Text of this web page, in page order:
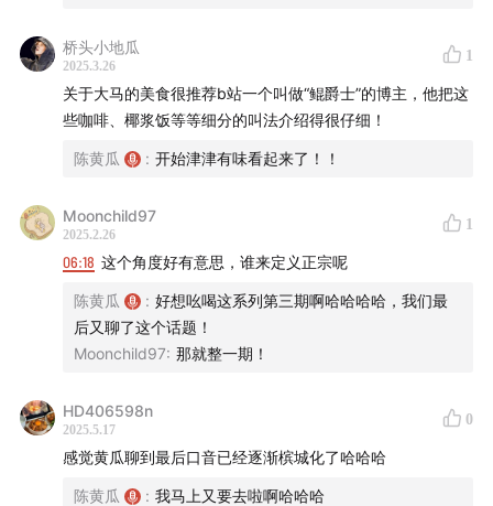
“做菜就是做菜，非要强调祖传、正宗，这个东西也不会好
哈哈，这个聊天开头一听就很不错。
桥头小地瓜
2025.3.26
1
关于大马的美食很推荐b站一个叫做“鲲爵士”的博主，他把这
些咖啡、椰浆饭等等细分的叫法介绍得很仔细！
陈黄瓜 : 开始津津有味看起来了！！
Moonchild97
2025.2.26
1
06:18 这个角度好有意思，谁来定义正宗呢
陈黄瓜 : 好想吆喝这系列第三期啊哈哈哈哈，我们最
后又聊了这个话题！
Moonchild97: 那就整一期！
HD406598n
2025.5.17
0
感觉黄瓜聊到最后口音已经逐渐槟城化了哈哈哈
陈黄瓜 : 我马上又要去啦啊哈哈哈